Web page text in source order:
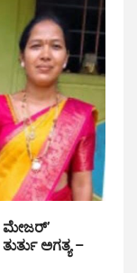
ಮೇಜರ್’
ಅಗತ್ಯ –